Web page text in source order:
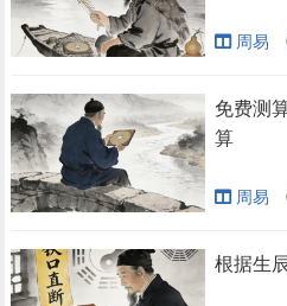
周易
免费测
算
周易
根据生